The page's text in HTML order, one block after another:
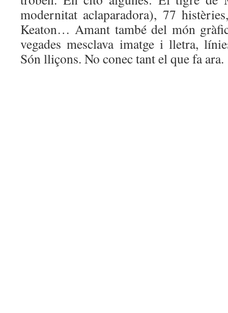
modernitat aclaparadora), 77
Keaton… Amant també del món
vegades mesclava imatge i lletra,
Són lliçons. No conec tant el que fa ara.